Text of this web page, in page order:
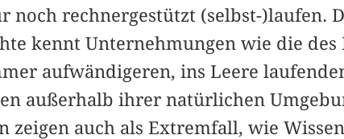
noch rechnergestützt (selbst-)laufen.
kennt Unternehmungen wie die des
aufwändigeren, ins Leere
außerhalb ihrer natürlichen
zeigen auch als Extremfall, wie